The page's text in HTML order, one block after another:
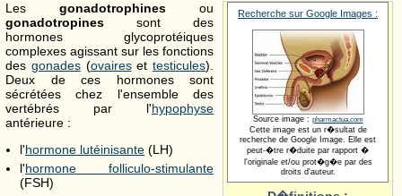
Recherche sur Google Images :
Source image : pharmactua.com
Cette image est un r�sultat de
recherche de Google Image. Elle est
peut-�tre r�duite par rapport �
l'originale et/ou prot�g�e par des
droits d'auteur.
Les gonadotrophines ou
gonadotropines sont des
hormones glycoprotéiques
complexes agissant sur les fonctions
des gonades(ovaireset testicules).
Deux de ces hormones sont
sécrétées chez l'ensemble des
vertébrés par l'hypophyse
antérieure :
l'hormone lutéinisante (LH)
l'hormone folliculo-stimulante
(FSH)